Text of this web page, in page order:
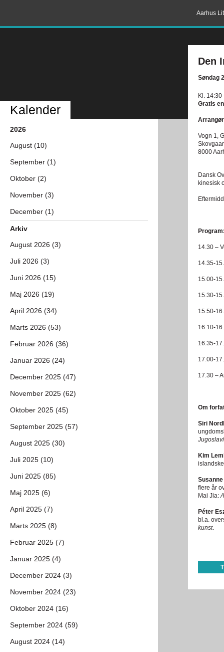
Aarhus
Den
Søndag
Kl. 14:30
Gratis
Vogn 1,
8000
Dansk
kinesisk
14.30 –
14.35-
15.00-
15.30-
15.50-
16.10-
16.35-
17.00-
17.30 –
Om
Siri
Kim
flere år
Mai Jia:
Péter
bl.a.
kunst.
Kalender
2026
August (10)
September (1)
Oktober (2)
November (3)
December (1)
Arkiv
August 2026 (3)
Juli 2026 (3)
Juni 2026 (15)
Maj 2026 (19)
April 2026 (34)
Marts 2026 (53)
Februar 2026 (36)
Januar 2026 (24)
December 2025 (47)
November 2025 (62)
Oktober 2025 (45)
September 2025 (57)
August 2025 (30)
Juli 2025 (10)
Juni 2025 (85)
Maj 2025 (6)
April 2025 (7)
Marts 2025 (8)
Februar 2025 (7)
Januar 2025 (4)
December 2024 (3)
November 2024 (23)
Oktober 2024 (16)
September 2024 (59)
August 2024 (14)